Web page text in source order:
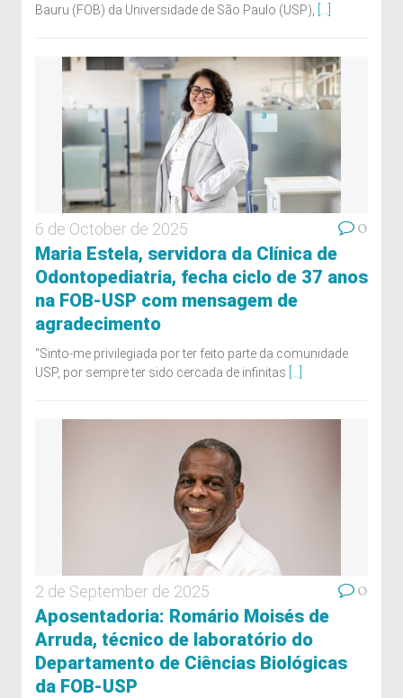
Bauru (FOB) da Universidade de São Paulo (USP),
6 de October de 2025 0
Maria Estela, servidora da Clínica de
Odontopediatria, fecha ciclo de 37 anos
na FOB-USP com mensagem de
agradecimento
“Sinto-me privilegiada por ter feito parte da comunidade
USP, por sempre ter sido cercada de infinitas
2 de September de 2025 0
Aposentadoria: Romário Moisés de
Arruda, técnico de laboratório do
Departamento de Ciências Biológicas
da FOB-USP